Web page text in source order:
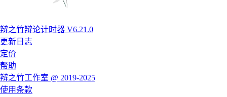
辩之竹辩论计时器 V6.21.0
更新日志
定价
帮助
辩之竹工作室 @ 2019-2025
使用条款